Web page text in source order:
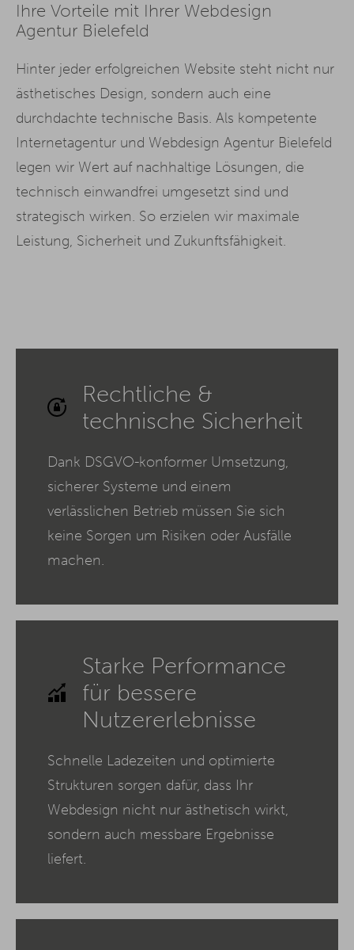
Ihre Vorteile mit Ihrer Webdesign
Agentur Bielefeld
Hinter jeder erfolgreichen Website steht nicht nur
ästhetisches Design, sondern auch eine
durchdachte technische Basis. Als kompetente
Internetagentur und Webdesign Agentur Bielefeld
legen wir Wert auf nachhaltige Lösungen, die
technisch einwandfrei umgesetzt sind und
strategisch wirken. So erzielen wir maximale
Leistung, Sicherheit und Zukunftsfähigkeit.
Rechtliche &
technische Sicherheit
Dank DSGVO-konformer Umsetzung,
sicherer Systeme und einem
verlässlichen Betrieb müssen Sie sich
keine Sorgen um Risiken oder Ausfälle
machen.
Starke Performance
für bessere
Nutzererlebnisse
Schnelle Ladezeiten und optimierte
Strukturen sorgen dafür, dass Ihr
Webdesign nicht nur ästhetisch wirkt,
sondern auch messbare Ergebnisse
liefert.